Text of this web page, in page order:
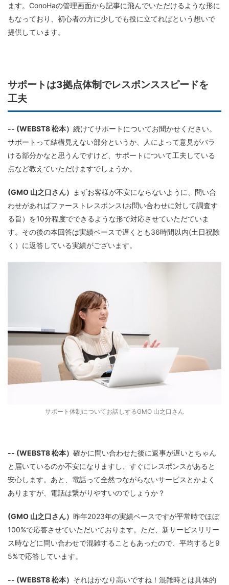
ます。ConoHaの管理画面から記事に飛んでいただけるような形に
もなっており、初心者の方に少しでも役に立てればという想いで
提供しています。
サポートは3拠点体制でレスポンススピードを
工夫
-- (WEBST8 松本） 続けてサポートについてお聞かせください。
サポートって結構見えない部分というか、人によって意見がバラ
ける部分かなと思うんですけど、サポートについて工夫している
点など教えていただけますでしょうか。
(GMO 山之口さん）
まずお客様が不安にならないように、問い合
わせがあればファーストレスポンス(お問い合わせに対して調査す
る旨）を10分程度でできるような形で対応させていただていま
す。その後の本回答は実績ベースで遅くとも36時間以内(土日祝除
く）に返答している実績がございます。
サポート体制についてお話しするGMO 山之口さん
-- (WEBST8 松本） 確かに問い合わせた後に返事が遅いとちゃん
と届いているのか不安になりますし、すぐにレスポンスがあると
安心します。あと、電話って全然つながらないサービスとかよく
ありますが、電話は繋がりやすいのでしょうか？
(GMO 山之口さん） 昨年2023年の実績ベースですが平常時でほぼ
100%で応答させていただいております。ただ、新サービスリリー
ス時などに問い合わせで混雑することもあったので、平均すると9
5%で応答しています。
-- (WEBST8 松本） それはかなり高いですね！混雑時とは具体的